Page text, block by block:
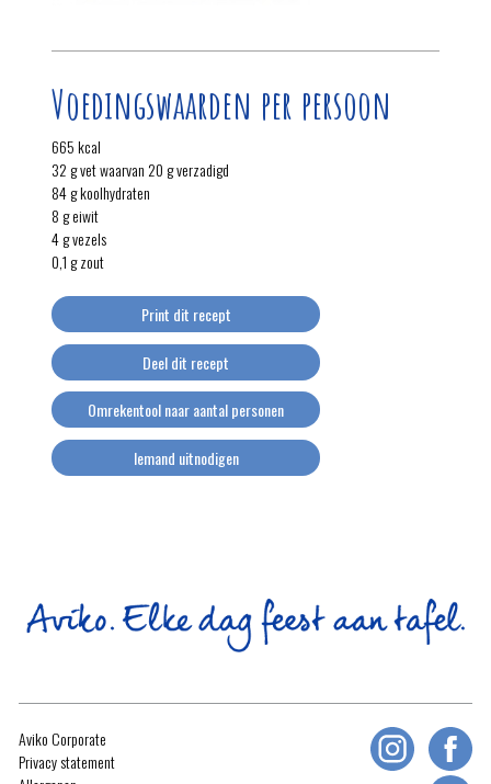
Voedingswaarden per persoon
665 kcal
32 g vet waarvan 20 g verzadigd
84 g koolhydraten
8 g eiwit
4 g vezels
0,1 g zout
Print dit recept
Deel dit recept
Omrekentool naar aantal personen
Iemand uitnodigen
Aviko Corporate
Privacy statement